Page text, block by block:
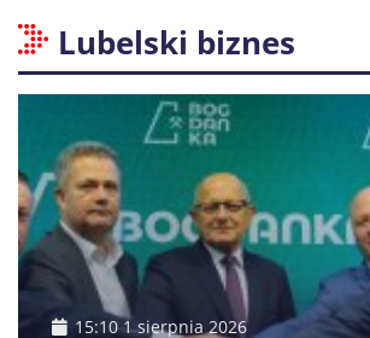
Lubelski biznes
15:10 1 sierpnia 2026